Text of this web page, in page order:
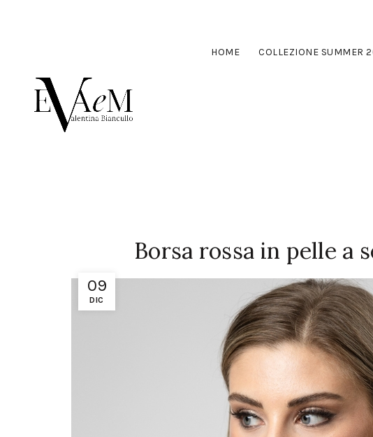
HOME COLLEZIONE SUMMER
09
DIC
Borsa rossa in pelle a